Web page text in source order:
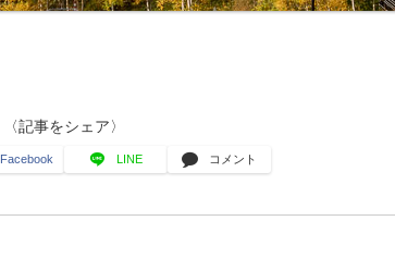
〈記事をシェア〉
Facebook LINE コメント